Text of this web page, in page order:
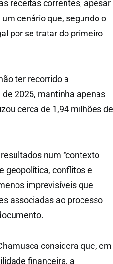
receitas correntes, apesar
cenário que, segundo o
por se tratar do primeiro
ter recorrido a
2025, mantinha apenas
cerca de 1,94 milhões de
num “contexto
geopolítica, conflitos e
imprevisíveis que
associadas ao processo
considera que, em
financeira, a